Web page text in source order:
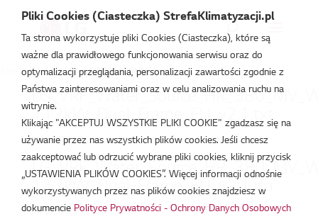
Strefa Klimatyzacji /ARWB400LAS4
112kW_Dual_Frame_EU_v2.1.txt
lut 20, 2026
112kW_Dual_Frame_EU_v2.1.rfa
lut 20, 2026
Pliki Cookies (Ciasteczka) StrefaKlimatyzacji.pl
Ta strona wykorzystuje pliki Cookies (Ciasteczka), które są
ważne dla prawidłowego funkcjonowania serwisu oraz do
optymalizacji przeglądania, personalizacji zawartości zgodnie z
Państwa zainteresowaniami oraz w celu analizowania ruchu na
witrynie.
Klikając "AKCEPTUJ WSZYSTKIE PLIKI COOKIE" zgadzasz się na
używanie przez nas wszystkich plików cookies. Jeśli chcesz
zaakceptować lub odrzucić wybrane pliki cookies, kliknij przycisk
„USTAWIENIA PLIKÓW COOKIES”. Więcej informacji odnośnie
wykorzystywanych przez nas plików cookies znajdziesz w
dokumencie Polityce Prywatności - Ochrony Danych Osobowych